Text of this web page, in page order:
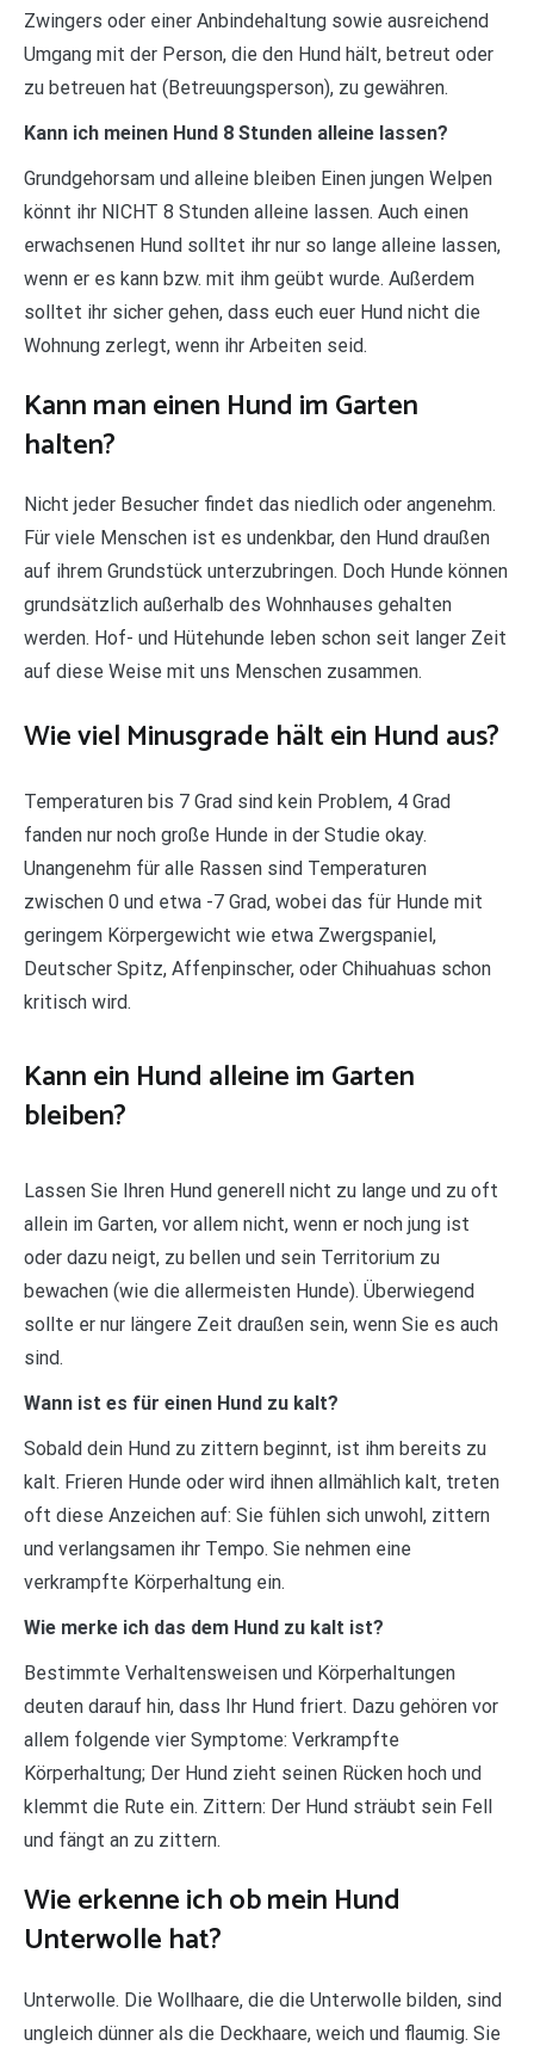
Zwingers oder einer Anbindehaltung sowie ausreichend
Umgang mit der Person, die den Hund hält, betreut oder
zu betreuen hat (Betreuungsperson), zu gewähren.
Kann ich meinen Hund 8 Stunden alleine lassen?
Grundgehorsam und alleine bleiben Einen jungen Welpen
könnt ihr NICHT 8 Stunden alleine lassen. Auch einen
erwachsenen Hund solltet ihr nur so lange alleine lassen,
wenn er es kann bzw. mit ihm geübt wurde. Außerdem
solltet ihr sicher gehen, dass euch euer Hund nicht die
Wohnung zerlegt, wenn ihr Arbeiten seid.
Kann man einen Hund im Garten
halten?
Nicht jeder Besucher findet das niedlich oder angenehm.
Für viele Menschen ist es undenkbar, den Hund draußen
auf ihrem Grundstück unterzubringen. Doch Hunde können
grundsätzlich außerhalb des Wohnhauses gehalten
werden. Hof- und Hütehunde leben schon seit langer Zeit
auf diese Weise mit uns Menschen zusammen.
Wie viel Minusgrade hält ein Hund aus?
Temperaturen bis 7 Grad sind kein Problem, 4 Grad
fanden nur noch große Hunde in der Studie okay.
Unangenehm für alle Rassen sind Temperaturen
zwischen 0 und etwa -7 Grad, wobei das für Hunde mit
geringem Körpergewicht wie etwa Zwergspaniel,
Deutscher Spitz, Affenpinscher, oder Chihuahuas schon
kritisch wird.
Kann ein Hund alleine im Garten
bleiben?
Lassen Sie Ihren Hund generell nicht zu lange und zu oft
allein im Garten, vor allem nicht, wenn er noch jung ist
oder dazu neigt, zu bellen und sein Territorium zu
bewachen (wie die allermeisten Hunde). Überwiegend
sollte er nur längere Zeit draußen sein, wenn Sie es auch
sind.
Wann ist es für einen Hund zu kalt?
Sobald dein Hund zu zittern beginnt, ist ihm bereits zu
kalt. Frieren Hunde oder wird ihnen allmählich kalt, treten
oft diese Anzeichen auf: Sie fühlen sich unwohl, zittern
und verlangsamen ihr Tempo. Sie nehmen eine
verkrampfte Körperhaltung ein.
Wie merke ich das dem Hund zu kalt ist?
Bestimmte Verhaltensweisen und Körperhaltungen
deuten darauf hin, dass Ihr Hund friert. Dazu gehören vor
allem folgende vier Symptome: Verkrampfte
Körperhaltung; Der Hund zieht seinen Rücken hoch und
klemmt die Rute ein. Zittern: Der Hund sträubt sein Fell
und fängt an zu zittern.
Wie erkenne ich ob mein Hund
Unterwolle hat?
Unterwolle. Die Wollhaare, die die Unterwolle bilden, sind
ungleich dünner als die Deckhaare, weich und flaumig. Sie